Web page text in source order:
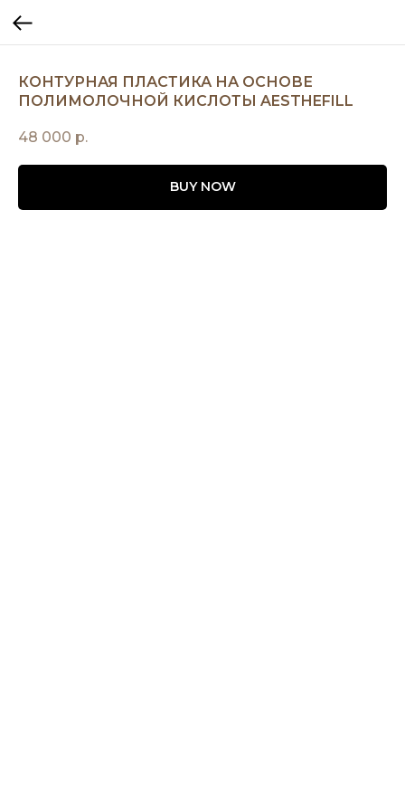
КОНТУРНАЯ ПЛАСТИКА НА ОСНОВЕ
ПОЛИМОЛОЧНОЙ КИСЛОТЫ AESTHEFILL
48 000 р.
BUY NOW